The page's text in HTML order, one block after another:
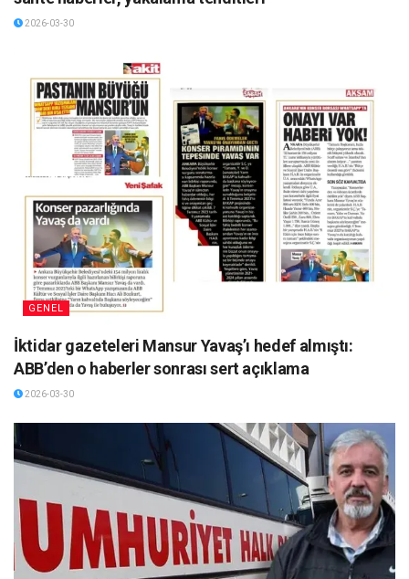
2026-03-30
GENEL
İktidar gazeteleri Mansur Yavaş’ı hedef almıştı:
ABB’den o haberler sonrası sert açıklama
2026-03-30